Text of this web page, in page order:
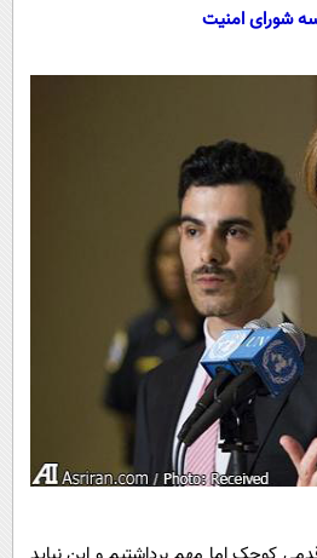
شورای امنیت